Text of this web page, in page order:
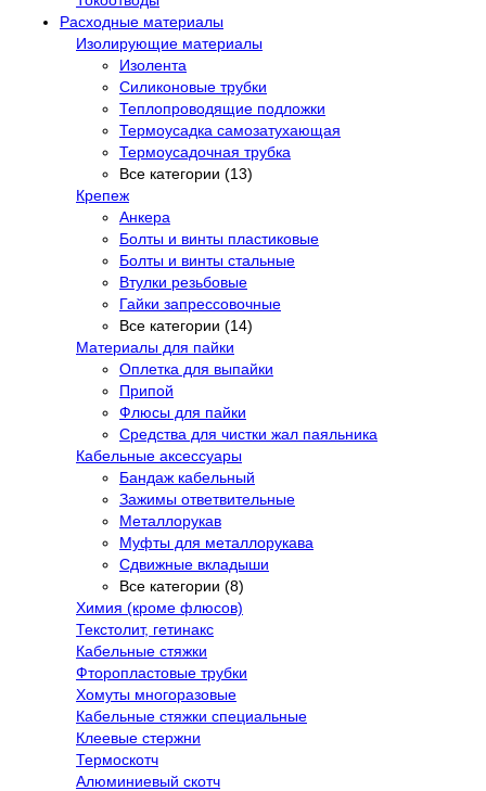
Расходные материалы
Изолирующие материалы
Изолента
Силиконовые трубки
Теплопроводящие подложки
Термоусадка самозатухающая
Термоусадочная трубка
Все категории (13)
Крепеж
Анкера
Болты и винты пластиковые
Болты и винты стальные
Втулки резьбовые
Гайки запрессовочные
Все категории (14)
Материалы для пайки
Оплетка для выпайки
Припой
Флюсы для пайки
Средства для чистки жал паяльника
Кабельные аксессуары
Бандаж кабельный
Зажимы ответвительные
Металлорукав
Муфты для металлорукава
Сдвижные вкладыши
Все категории (8)
Химия (кроме флюсов)
Текстолит, гетинакс
Кабельные стяжки
Фторопластовые трубки
Хомуты многоразовые
Кабельные стяжки специальные
Клеевые стержни
Термоскотч
Алюминиевый скотч